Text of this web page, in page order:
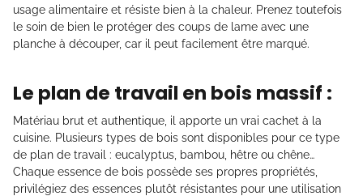
usage alimentaire et résiste bien à la chaleur. Prenez toutefois
le soin de bien le protéger des coups de lame avec une
planche à découper, car il peut facilement être marqué.
Le plan de travail en bois massif :
Matériau brut et authentique, il apporte un vrai cachet à la
cuisine. Plusieurs types de bois sont disponibles pour ce type
de plan de travail : eucalyptus, bambou, hêtre ou chêne…
Chaque essence de bois possède ses propres propriétés,
privilégiez des essences plutôt résistantes pour une utilisation